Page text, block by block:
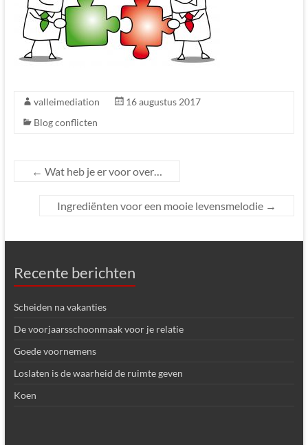
valleimediation
16 augustus 2017
Blog conflicten
← Wat heb je er voor over…
Ingrediënten voor een mooie levensmelodie →
Recente berichten
Scheiden na vakanties
De voorjaarsschoonmaak voor je relatie
Goede voornemens
Loslaten is de waarheid de ruimte geven
Koen